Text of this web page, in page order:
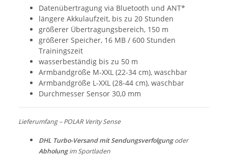
Datenübertragung via Bluetooth und ANT*
längere Akkulaufzeit, bis zu 20 Stunden
größerer Übertragungsbereich, 150 m
größerer Speicher, 16 MB / 600 Stunden
Trainingszeit
wasserbeständig bis zu 50 m
Armbandgröße M-XXL (22-34 cm), waschbar
Armbandgröße L-XXL (28-44 cm), waschbar
Durchmesser Sensor 30,0 mm
Lieferumfang – POLAR Verity Sense
DHL Turbo-Versand mit Sendungsverfolgungoder
Abholungim Sportladen